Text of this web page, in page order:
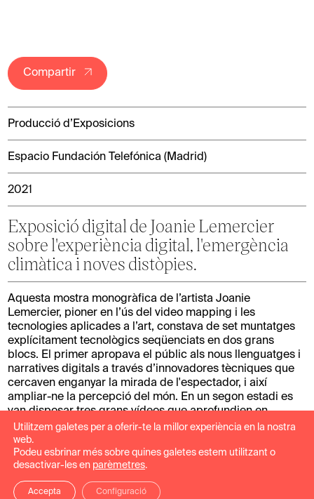
Compartir
Producció d’Exposicions
Espacio Fundación Telefónica (Madrid)
2021
Exposició digital de Joanie Lemercier
sobre l'experiència digital, l'emergència
climàtica i noves distòpies.
Aquesta mostra monogràfica de l’artista Joanie
Lemercier, pioner en l’ús del video mapping i les
tecnologies aplicades a l’art, constava de set muntatges
explícitament tecnològics seqüenciats en dos grans
blocs. El primer apropava el públic als nous llenguatges i
narratives digitals a través d’innovadores tècniques que
cercaven enganyar la mirada de l'espectador, i així
ampliar-ne la percepció del món. En un segon estadi es
van disposar tres grans vídeos que aprofundien en
l'emergència mediambiental, l'activisme juvenil i les noves
distòpies.
Treball realitzat: Producció i muntatge de museografia,
il·luminació i audiovisuals
Utilitzem galetes per a oferir-te la millor experiència en la nostra
web.
Podeu esbrinar més sobre quines galetes estem utilitzant o
desactivar-les en parèmetres.
Accepta Configuració